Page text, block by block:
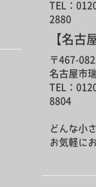
TEL：
2880
【名古
〒467-
名古屋市
TEL：
8804
どんな小
お気軽に